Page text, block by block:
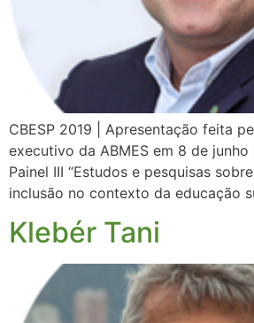
CBESP 2019 | Apresentação feita
executivo da ABMES em 8 de
Painel III “Estudos e pesquisas
inclusão no contexto da educação
Klebér Tani